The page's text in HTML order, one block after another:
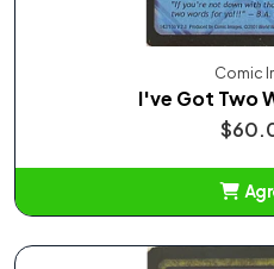
Comic
I've Got Two